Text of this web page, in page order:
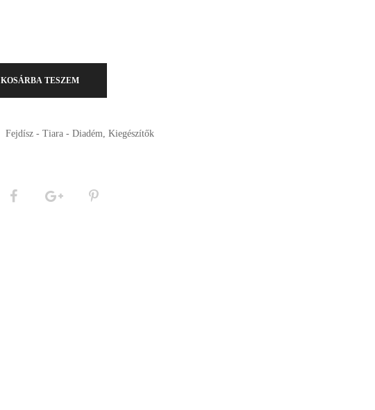
KOSÁRBA TESZEM
Fejdísz - Tiara - Diadém Kiegészítők